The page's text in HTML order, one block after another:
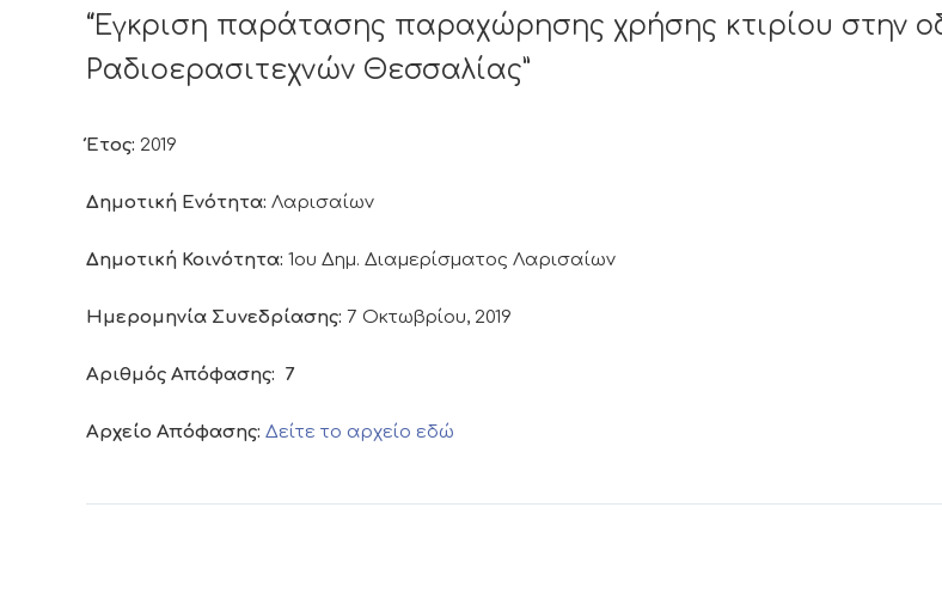
“Έγκριση παράτασης παραχώρησης χρήσης κτιρίου στην
Ραδιοερασιτεχνών Θεσσαλίας”
Έτος: 2019
Δημοτική Ενότητα: Λαρισαίων
Δημοτική Κοινότητα: 1ου Δημ. Διαμερίσματος Λαρισαίων
Ημερομηνία Συνεδρίασης: 7 Οκτωβρίου, 2019
Αριθμός Απόφασης: 7
Αρχείο Απόφασης: Δείτε το αρχείο εδώ